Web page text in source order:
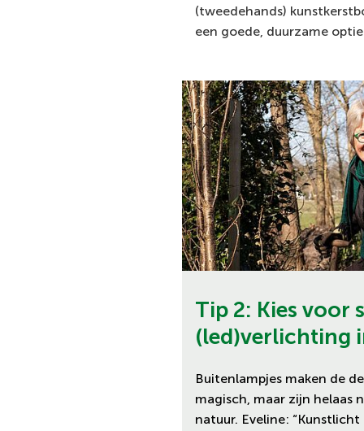
(tweedehands)
een goede, duurzame
Tip 2: Kies voor
(led)verlichting
Buitenlampjes maken de
magisch, maar zijn helaas
natuur. Eveline: